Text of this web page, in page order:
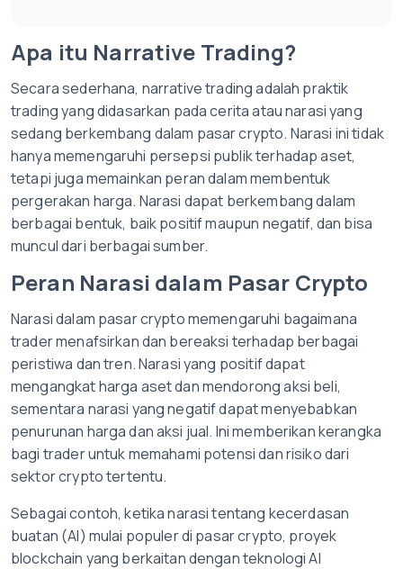
Apa itu Narrative Trading?
Secara sederhana, narrative trading adalah praktik
trading yang didasarkan pada cerita atau narasi yang
sedang berkembang dalam pasar crypto. Narasi ini tidak
hanya memengaruhi persepsi publik terhadap aset,
tetapi juga memainkan peran dalam membentuk
pergerakan harga. Narasi dapat berkembang dalam
berbagai bentuk, baik positif maupun negatif, dan bisa
muncul dari berbagai sumber.
Peran Narasi dalam Pasar Crypto
Narasi dalam pasar crypto memengaruhi bagaimana
trader menafsirkan dan bereaksi terhadap berbagai
peristiwa dan tren. Narasi yang positif dapat
mengangkat harga aset dan mendorong aksi beli,
sementara narasi yang negatif dapat menyebabkan
penurunan harga dan aksi jual. Ini memberikan kerangka
bagi trader untuk memahami potensi dan risiko dari
sektor crypto tertentu.
Sebagai contoh, ketika narasi tentang kecerdasan
buatan (AI) mulai populer di pasar crypto, proyek
blockchain yang berkaitan dengan teknologi AI